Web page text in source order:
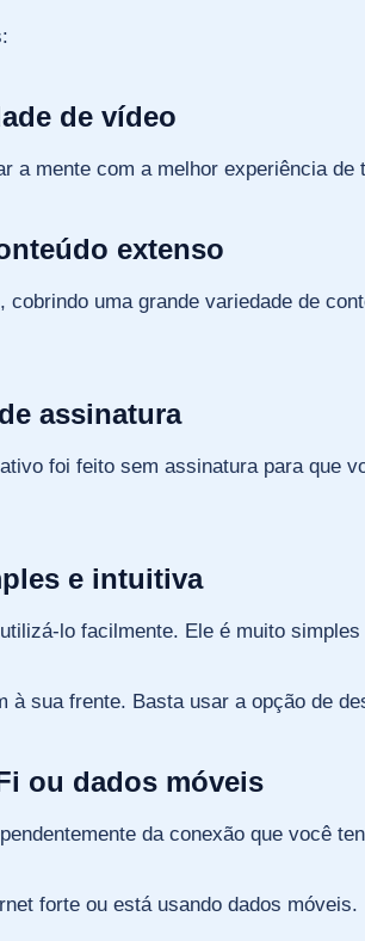
de vídeo
a mente com a melhor experiência de
extenso
uma grande variedade de
assinatura
foi feito sem assinatura para que
e intuitiva
lo facilmente. Ele é muito
sua frente. Basta usar a opção de
ou dados móveis
da conexão que você
forte ou está usando dados móveis.